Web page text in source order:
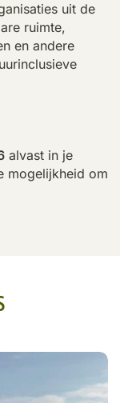
uit de
ruimte,
en andere
alvast in je
mogelijkheid om